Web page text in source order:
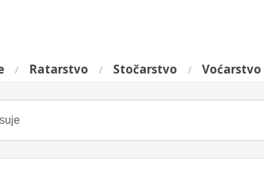
Ratarstvo Stočarstvo Voćarstvo